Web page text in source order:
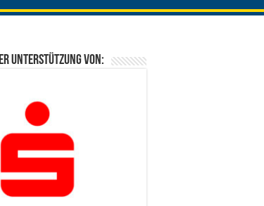
Unterstützung von: